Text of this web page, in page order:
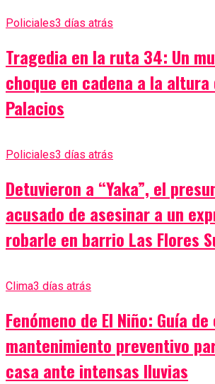
Policiales3 días atrás
Tragedia en la ruta 34: Un
choque en cadena a la altura
Palacios
Policiales3 días atrás
Detuvieron a “Yaka”, el
acusado de asesinar a un
robarle en barrio Las Flores
Clima3 días atrás
Fenómeno de El Niño: Guía
mantenimiento preventivo
casa ante intensas lluvias